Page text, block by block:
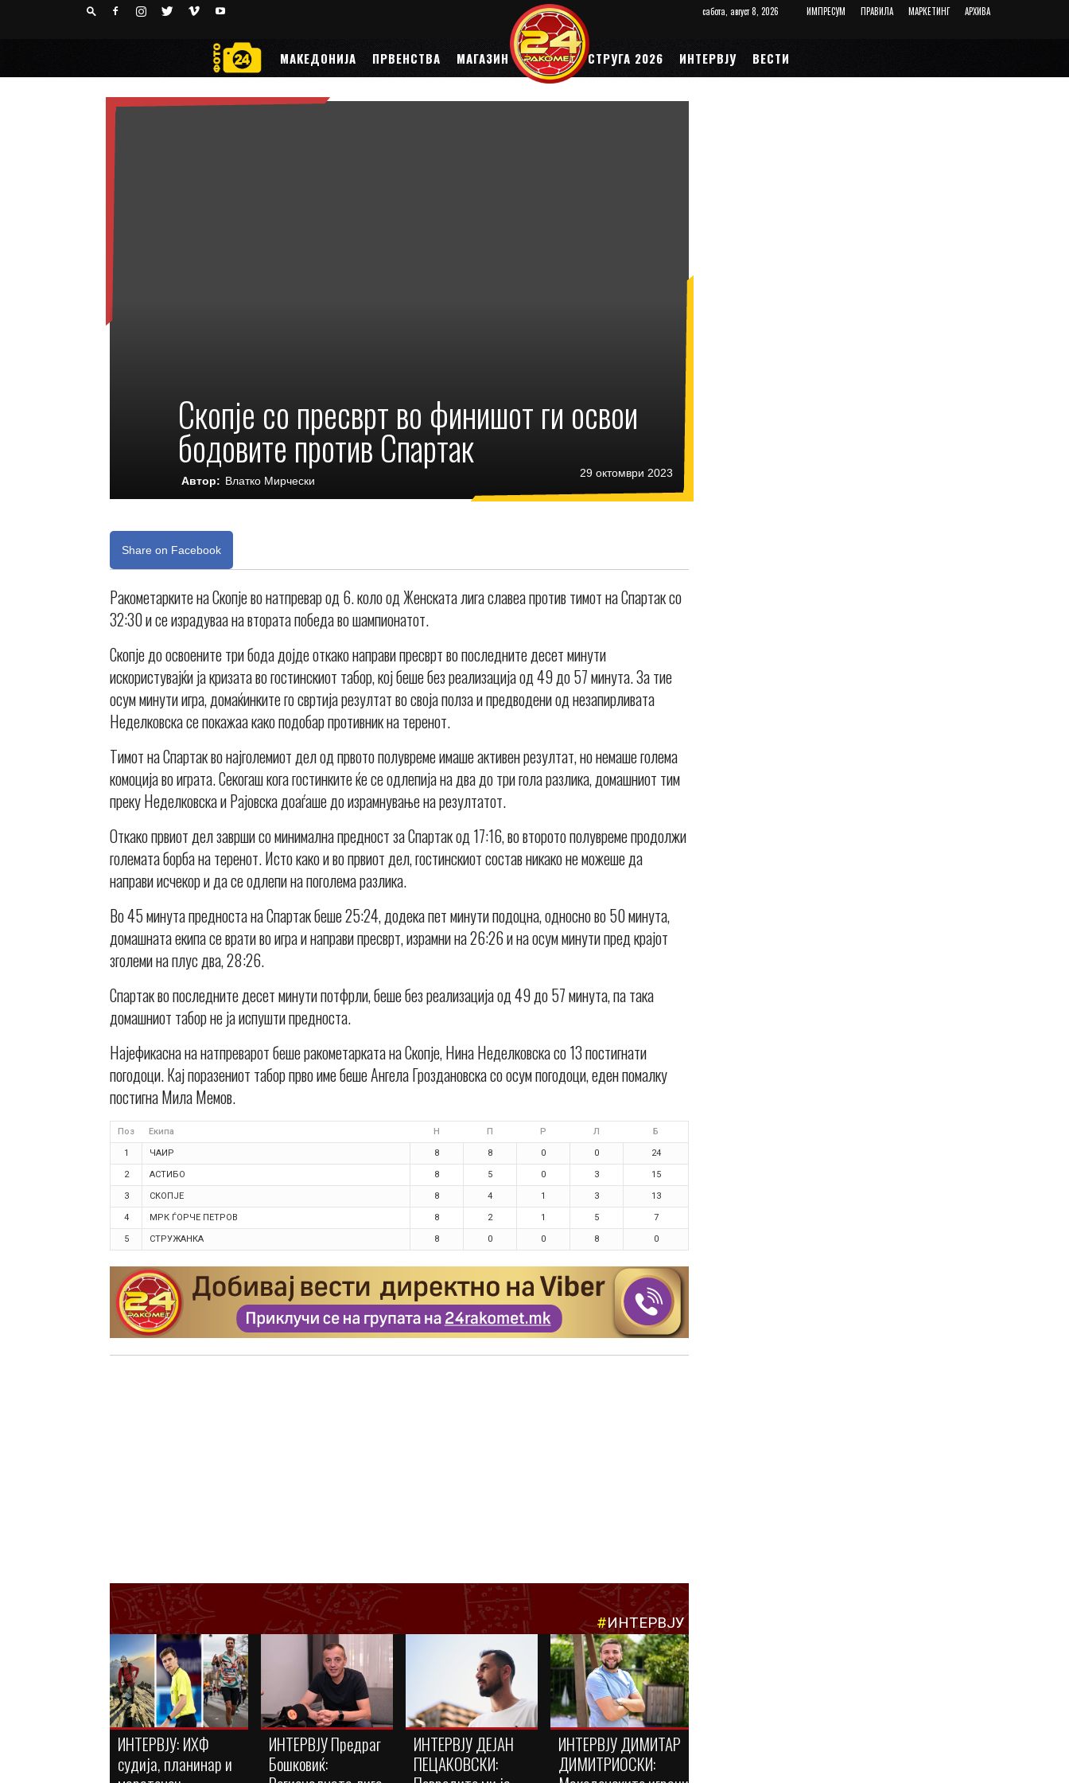
сабота, август 8, 2026 ИМПРЕСУМ ПРАВИЛА МАРКЕТИНГ АРХИВА
МАКЕДОНИЈА ПРВЕНСТВА МАГАЗИН ЕП 2026 СТРУГА 2026 ИНТЕРВЈУ ВЕСТИ
Скопје со пресврт во финишот ги освои
бодовите против Спартак
Автор: Влатко Мирчески
29 октомври 2023
Share on Facebook
Ракометарките на Скопје во натпревар од 6. коло од Женската лига славеа против тимот на Спартак со
32:30 и се израдуваа на втората победа во шампионатот.
Скопје до освоените три бода дојде откако направи пресврт во последните десет минути
искористувајќи ја кризата во гостинскиот табор, кој беше без реализација од 49 до 57 минута. За тие
осум минути игра, домаќинките го свртија резултат во своја полза и предводени од незапирливата
Неделковска се покажаа како подобар противник на теренот.
Тимот на Спартак во најголемиот дел од првото полувреме имаше активен резултат, но немаше голема
комоција во играта. Секогаш кога гостинките ќе се одлепија на два до три гола разлика, домашниот тим
преку Неделковска и Рајовска доаѓаше до израмнување на резултатот.
Откако првиот дел заврши со минимална предност за Спартак од 17:16, во второто полувреме продолжи
големата борба на теренот. Исто како и во првиот дел, гостинскиот состав никако не можеше да
направи исчекор и да се одлепи на поголема разлика.
Во 45 минута предноста на Спартак беше 25:24, додека пет минути подоцна, односно во 50 минута,
домашната екипа се врати во игра и направи пресврт, израмни на 26:26 и на осум минути пред крајот
зголеми на плус два, 28:26.
Спартак во последните десет минути потфрли, беше без реализација од 49 до 57 минута, па така
домашниот табор не ја испушти предноста.
Најефикасна на натпреварот беше ракометарката на Скопје, Нина Неделковска со 13 постигнати
погодоци. Кај поразениот табор прво име беше Ангела Гроздановска со осум погодоци, еден помалку
постигна Мила Мемов.
Поз Екипа Н П Р Л Б
1 ЧАИР 8 8 0 0 24
2 АСТИБО 8 5 0 3 15
3 СКОПЈЕ 8 4 1 3 13
4 МРК ЃОРЧЕ ПЕТРОВ 8 2 1 5 7
5 СТРУЖАНКА 8 0 0 8 0
#ИНТЕРВЈУ
ИНТЕРВЈУ: ИХФ
судија, планинар и
ИНТЕРВЈУ Предраг
Бошковиќ:
ИНТЕРВЈУ ДЕЈАН
ПЕЦАКОВСКИ:
ИНТЕРВЈУ ДИМИТАР
ДИМИТРИОСКИ: